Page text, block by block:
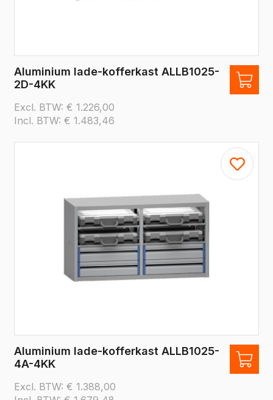
Aluminium lade-kofferkast ALLB1025-
2D-4KK
Excl. BTW: € 1.226,00
Incl. BTW: € 1.483,46
Aluminium lade-kofferkast ALLB1025-
4A-4KK
Excl. BTW: € 1.388,00